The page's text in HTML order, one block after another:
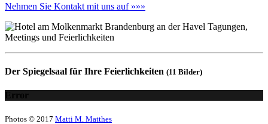
Nehmen Sie Kontakt mit uns auf »»»
Der Spiegelsaal für Ihre Feierlichkeiten (11 Bilder)
Error
Photos © 2017 Matti M. Matthes